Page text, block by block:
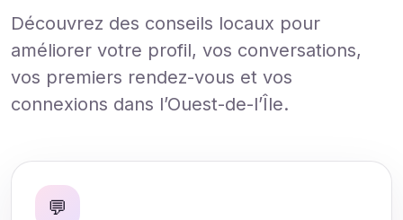
Découvrez des conseils locaux pour
améliorer votre profil, vos conversations,
vos premiers rendez-vous et vos
connexions dans l’Ouest-de-l’Île.
💬